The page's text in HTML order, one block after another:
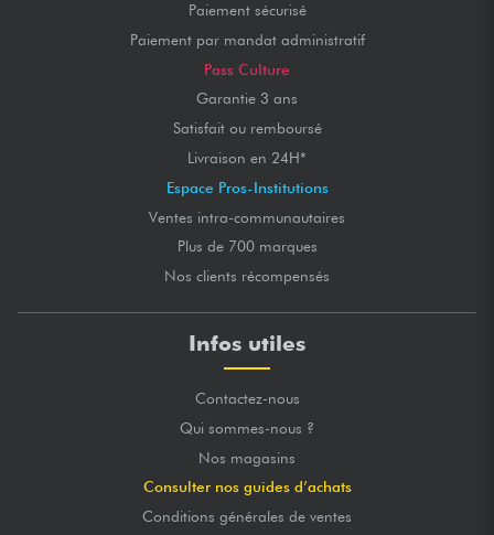
Paiement sécurisé
Paiement par mandat administratif
Pass Culture
Garantie 3 ans
Satisfait ou remboursé
Livraison en 24H*
Espace Pros-Institutions
Ventes intra-communautaires
Plus de 700 marques
Nos clients récompensés
Infos utiles
Contactez-nous
Qui sommes-nous ?
Nos magasins
Consulter nos guides d’achats
Conditions générales de ventes